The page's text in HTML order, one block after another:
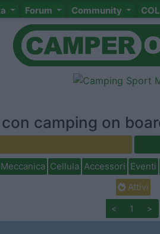
Forum Community COL
camping on
Meccanica Cellula Accessori Eventi
Attivi
< 1 >